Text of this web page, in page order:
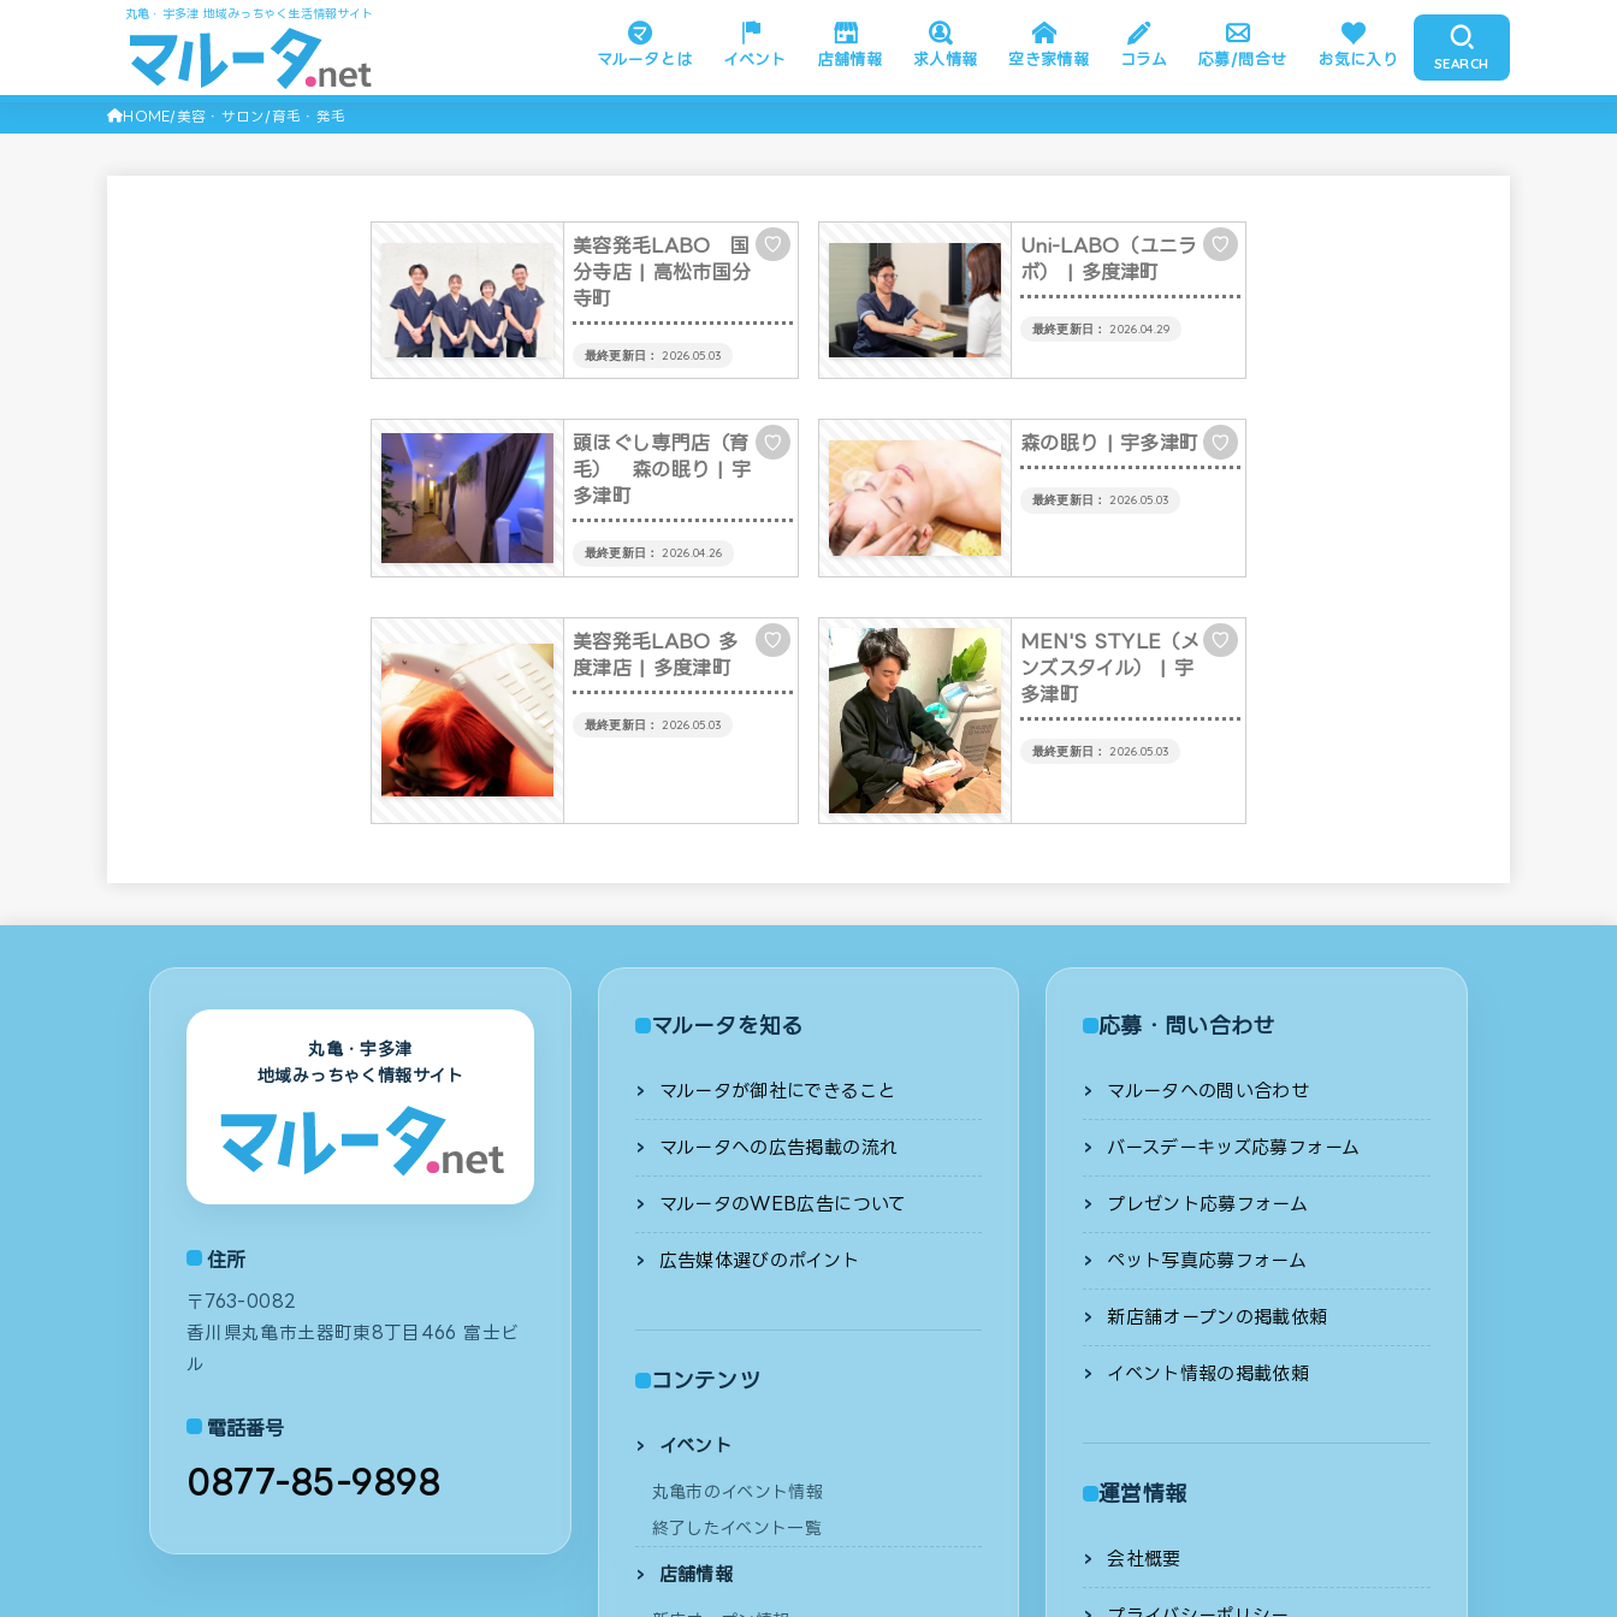
丸亀・宇多津 地域みっちゃく生活情報サイト
マルータとは イベント 店舗情報 求人情報 空き家情報 コラム 応募/問合せ お気に入り SEARCH
HOME 美容・サロン 育毛・発毛
美容発毛LABO 国
分寺店
♡
| 高松市国分
寺町
2026.05.03
Uni-LABO（ユニラ
ボ）
♡
| 多度津町
2026.04.29
頭ほぐし専門店（育
毛） 森の眠り
♡
| 宇
多津町
2026.04.26
森の眠り ♡
| 宇多津町
2026.05.03
美容発毛LABO 多
度津店
♡
| 多度津町
2026.05.03
MEN'S STYLE（メ
ンズスタイル）
♡
| 宇
多津町
2026.05.03
丸亀・宇多津
地域みっちゃく情報サイト
住所
〒763-0082
香川県丸亀市土器町東8丁目466 富士ビ
ル
電話番号
0877-85-9898
マルータを知る
マルータが御社にできること
マルータへの広告掲載の流れ
マルータのWEB広告について
広告媒体選びのポイント
コンテンツ
イベント
丸亀市のイベント情報
終了したイベント一覧
店舗情報
応募・問い合わせ
マルータへの問い合わせ
バースデーキッズ応募フォーム
プレゼント応募フォーム
ペット写真応募フォーム
新店舗オープンの掲載依頼
イベント情報の掲載依頼
運営情報
会社概要